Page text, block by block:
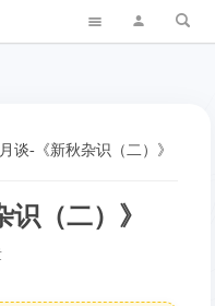
谈-《新秋杂识（二）》
（二）》